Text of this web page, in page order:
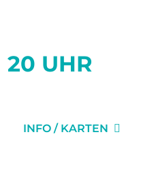
20 UHR
INFO / KARTEN